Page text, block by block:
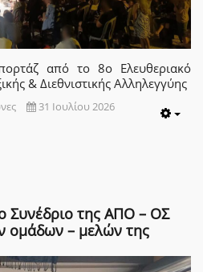
από το 8ο Ελευθεριακό
& Διεθνιστικής Αλληλεγγύης
31 Ιουλίου 2026
Συνέδριο της ΑΠΟ – ΟΣ
ομάδων – μελών της